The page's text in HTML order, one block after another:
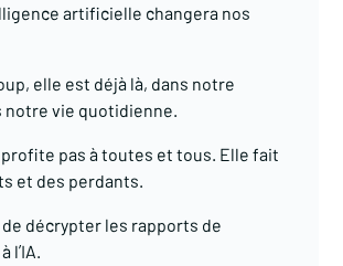
artificielle changera nos
elle est déjà là, dans notre
notre vie quotidienne.
profite pas à toutes et tous. Elle fait
et des perdants.
décrypter les rapports de
l’IA.